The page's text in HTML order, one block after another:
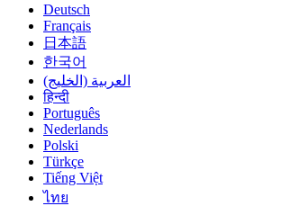
Deutsch
Français
日本語
한국어
العربية (الخليج)
हिन्दी
Português
Nederlands
Polski
Türkçe
Tiếng Việt
ไทย